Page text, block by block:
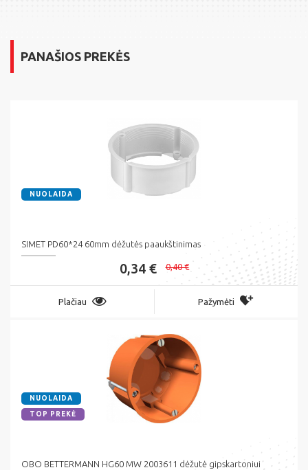
PANAŠIOS PREKĖS
NUOLAIDA
SIMET PD60*24 60mm dėžutės paaukštinimas
0,34 € 0,40 €
Plačiau Pažymėti
NUOLAIDA
TOP PREKĖ
OBO BETTERMANN HG60 MW 2003611 dėžutė gipskartoniui